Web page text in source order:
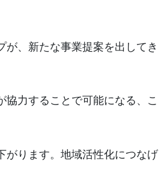
が、新たな事業提案を出してき
協力することで可能になる、こ
がります。地域活性化につなげ